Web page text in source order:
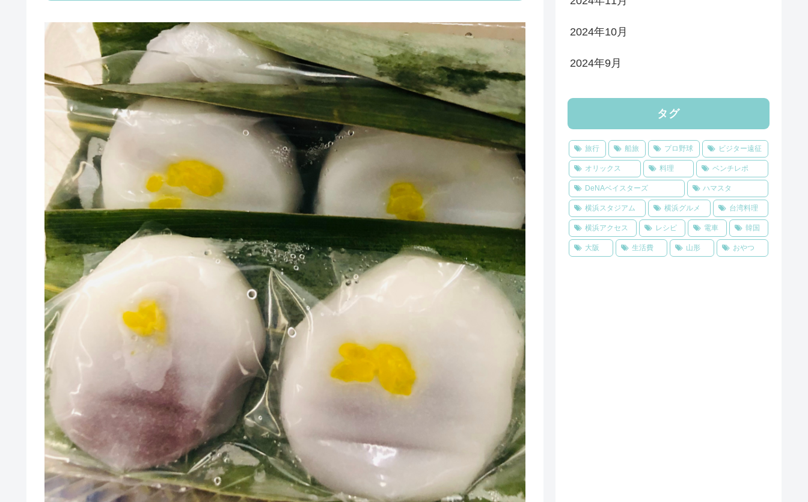
2024年10月
2024年9月
タグ
旅行 船旅 プロ野球 ビジター遠征
オリックス 料理 ベンチレポ
DeNAベイスターズ ハマスタ
横浜スタジアム 横浜グルメ 台湾料理
横浜アクセス レシピ 電車 韓国
大阪 生活費 山形 おやつ